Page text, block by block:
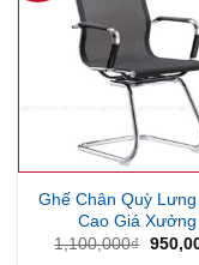
Ghế Chân Quỳ
Cao Giá Xưởng
1,100,000₫ Giá